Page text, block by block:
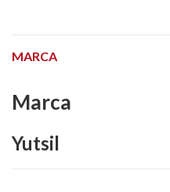
MARCA
Marca
Yutsil